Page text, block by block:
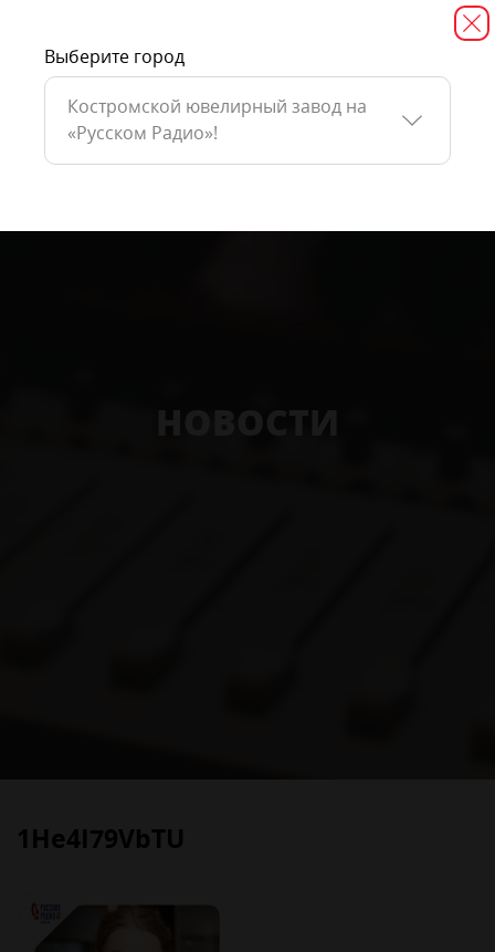
1He4I79VbTU
Выберите город
Костромской ювелирный завод на
«Русском Радио»!